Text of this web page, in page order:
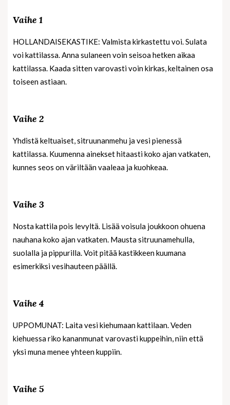
Vaihe 1
HOLLANDAISEKASTIKE: Valmista kirkastettu voi. Sulata
voi kattilassa. Anna sulaneen voin seisoa hetken aikaa
kattilassa. Kaada sitten varovasti voin kirkas, keltainen osa
toiseen astiaan.
Vaihe 2
Yhdistä keltuaiset, sitruunanmehu ja vesi pienessä
kattilassa. Kuumenna ainekset hitaasti koko ajan vatkaten,
kunnes seos on väriltään vaaleaa ja kuohkeaa.
Vaihe 3
Nosta kattila pois levyltä. Lisää voisula joukkoon ohuena
nauhana koko ajan vatkaten. Mausta sitruunamehulla,
suolalla ja pippurilla. Voit pitää kastikkeen kuumana
esimerkiksi vesihauteen päällä.
Vaihe 4
UPPOMUNAT: Laita vesi kiehumaan kattilaan. Veden
kiehuessa riko kananmunat varovasti kuppeihin, niin että
yksi muna menee yhteen kuppiin.
Vaihe 5